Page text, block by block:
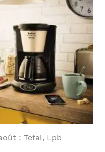
: Tefal, Lpb